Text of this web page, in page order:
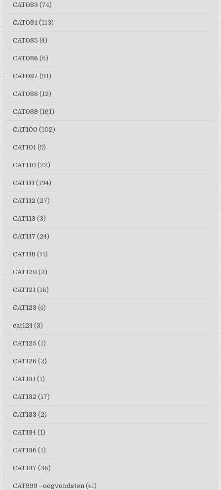
CAT083 (74)
CAT084 (113)
CAT085 (4)
CAT086 (5)
CAT087 (91)
CAT088 (12)
CAT089 (161)
CAT100 (102)
CAT101 (0)
CAT110 (22)
CAT111 (194)
CAT112 (27)
CAT113 (3)
CAT117 (24)
CAT118 (11)
CAT120 (2)
CAT121 (16)
CAT123 (4)
cat124 (3)
CAT125 (1)
CAT126 (2)
CAT131 (1)
CAT132 (17)
CAT133 (2)
CAT134 (1)
CAT136 (1)
CAT137 (36)
CAT999 - oogvondsten (41)